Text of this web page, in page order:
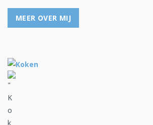
MEER OVER MIJ